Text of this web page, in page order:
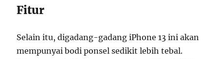
Fitur
Selain itu, digadang-gadang iPhone 13 ini akan
mempunyai bodi ponsel sedikit lebih tebal.